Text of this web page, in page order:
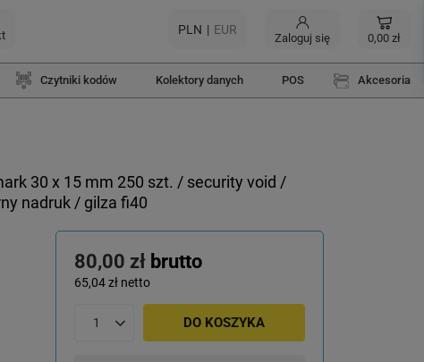
PLN EUR
Zaloguj się 0,00 zł
Czytniki kodów Kolektory danych POS Akcesoria
30 x 15 mm 250 szt. / security void /
nadruk / gilza fi40
80,00 zł brutto
65,04 zł netto
DO KOSZYKA